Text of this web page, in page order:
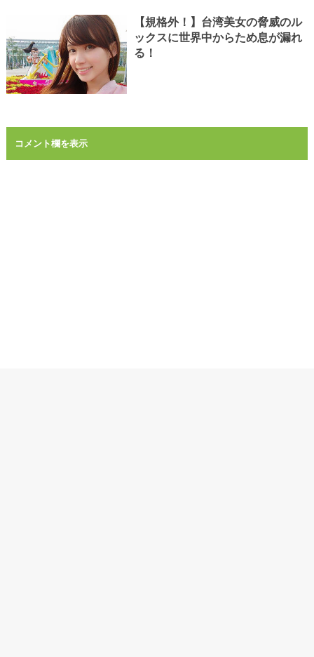
【規格外！】台湾美女の脅威のル
ックスに世界中からため息が漏れ
る！
コメント欄を表示